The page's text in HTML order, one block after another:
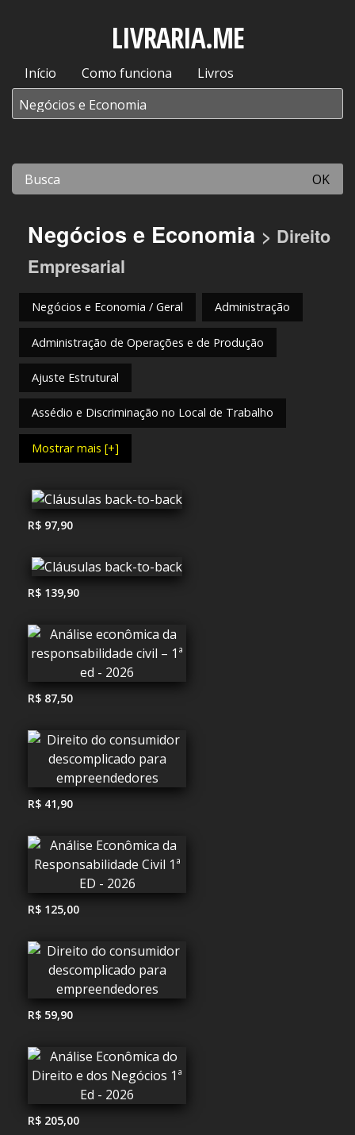
LIVRARIA.ME
Início Como funciona Livros
OK
Negócios e Economia > Direito
Empresarial
Negócios e Economia / Geral Administração
Administração de Operações e de Produção
Ajuste Estrutural
Assédio e Discriminação no Local de Trabalho
Mostrar mais [+]
R$ 97,90
R$ 139,90
R$ 87,50
R$ 41,90
R$ 125,00
R$ 59,90
R$ 205,00